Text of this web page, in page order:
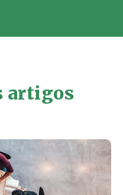
artigos